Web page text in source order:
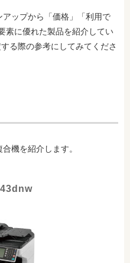
ップから「価格」「利用で
素に優れた製品を紹介してい
る際の参考にしてみてくださ
機を紹介します。